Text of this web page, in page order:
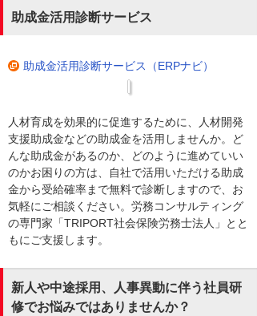
助成金活用診断サービス
助成金活用診断サービス（ERPナビ）
人材育成を効果的に促進するために、人材開発
支援助成金などの助成金を活用しませんか。ど
んな助成金があるのか、どのように進めていい
のかお困りの方は、自社で活用いただける助成
金から受給確率まで無料で診断しますので、お
気軽にご相談ください。労務コンサルティング
の専門家「TRIPORT社会保険労務士法人」とと
もにご支援します。
新人や中途採用、人事異動に伴う社員研
修でお悩みではありませんか？